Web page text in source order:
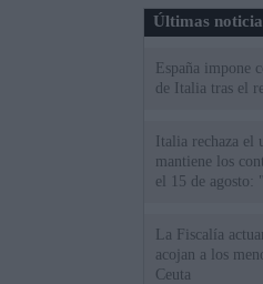
Últimas
España impone
de Italia tras el
Italia rechaza
mantiene los
el 15 de agosto:
La Fiscalía
acojan a los
Ceuta